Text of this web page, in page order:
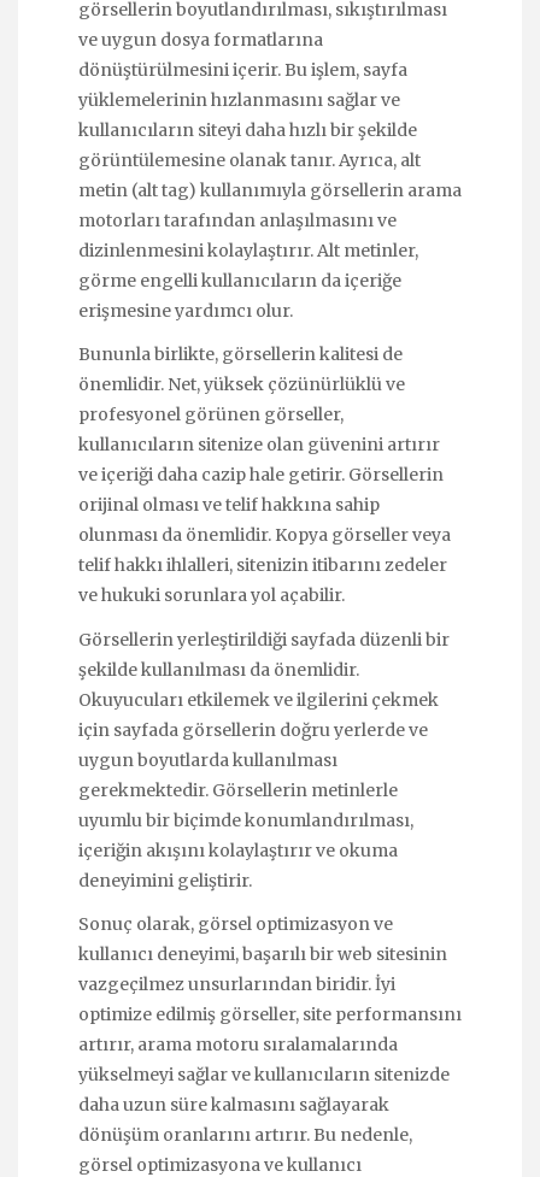
görsellerin boyutlandırılması, sıkıştırılması
ve uygun dosya formatlarına
dönüştürülmesini içerir. Bu işlem, sayfa
yüklemelerinin hızlanmasını sağlar ve
kullanıcıların siteyi daha hızlı bir şekilde
görüntülemesine olanak tanır. Ayrıca, alt
metin (alt tag) kullanımıyla görsellerin arama
motorları tarafından anlaşılmasını ve
dizinlenmesini kolaylaştırır. Alt metinler,
görme engelli kullanıcıların da içeriğe
erişmesine yardımcı olur.
Bununla birlikte, görsellerin kalitesi de
önemlidir. Net, yüksek çözünürlüklü ve
profesyonel görünen görseller,
kullanıcıların sitenize olan güvenini artırır
ve içeriği daha cazip hale getirir. Görsellerin
orijinal olması ve telif hakkına sahip
olunması da önemlidir. Kopya görseller veya
telif hakkı ihlalleri, sitenizin itibarını zedeler
ve hukuki sorunlara yol açabilir.
Görsellerin yerleştirildiği sayfada düzenli bir
şekilde kullanılması da önemlidir.
Okuyucuları etkilemek ve ilgilerini çekmek
için sayfada görsellerin doğru yerlerde ve
uygun boyutlarda kullanılması
gerekmektedir. Görsellerin metinlerle
uyumlu bir biçimde konumlandırılması,
içeriğin akışını kolaylaştırır ve okuma
deneyimini geliştirir.
Sonuç olarak, görsel optimizasyon ve
kullanıcı deneyimi, başarılı bir web sitesinin
vazgeçilmez unsurlarından biridir. İyi
optimize edilmiş görseller, site performansını
artırır, arama motoru sıralamalarında
yükselmeyi sağlar ve kullanıcıların sitenizde
daha uzun süre kalmasını sağlayarak
dönüşüm oranlarını artırır. Bu nedenle,
görsel optimizasyona ve kullanıcı